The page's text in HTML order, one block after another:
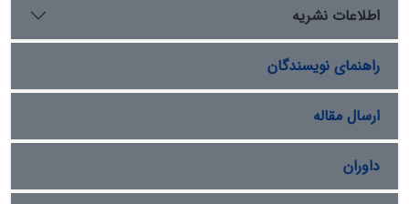
اطلاعات نشریه
راهنمای نویسندگان
ارسال مقاله
داوران